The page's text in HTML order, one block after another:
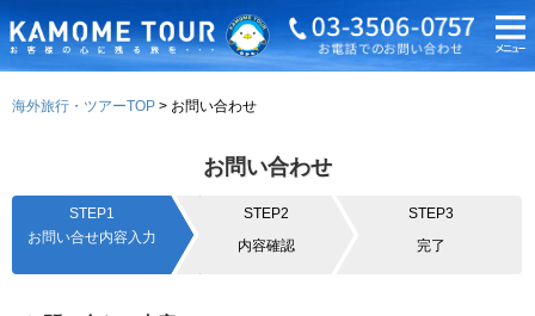
海外旅行・ツアーTOP お問い合わせ
お問い合わせ
STEP1
お問い合せ内容入力
STEP2
内容確認
STEP3
完了